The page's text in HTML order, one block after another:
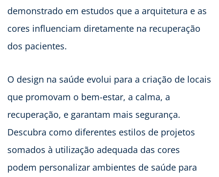
demonstrado em estudos que a arquitetura e as
cores influenciam diretamente na recuperação
dos pacientes.
O design na saúde evolui para a criação de locais
que promovam o bem-estar, a calma, a
recuperação, e garantam mais segurança.
Descubra como diferentes estilos de projetos
somados à utilização adequada das cores
podem personalizar ambientes de saúde para